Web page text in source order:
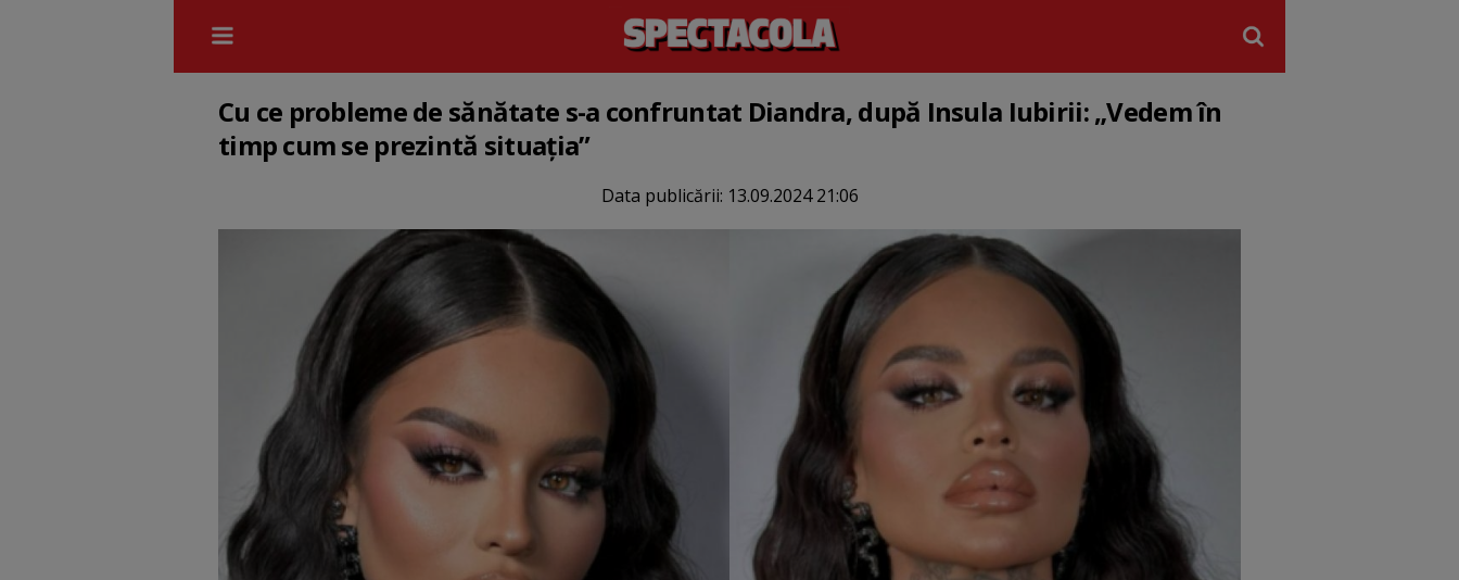
Cu ce probleme de sănătate s-a confruntat Diandra, după Insula Iubirii: „Vedem în
timp cum se prezintă situația”
Data publicării: 13.09.2024 21:06